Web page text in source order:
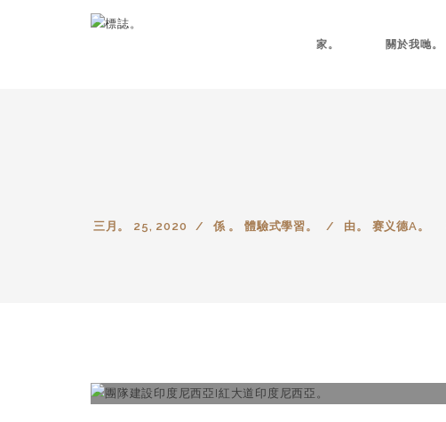
家。 關於我哋。
三月。 25, 2020 係 。 體驗式學習。 由。 赛义德A。